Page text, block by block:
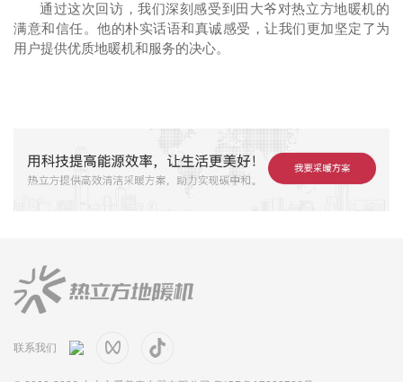
通过这次回访，我们深刻感受到田大爷对热立方地暖机的
满意和信任。他的朴实话语和真诚感受，让我们更加坚定了为
用户提供优质地暖机和服务的决心。
联系我们